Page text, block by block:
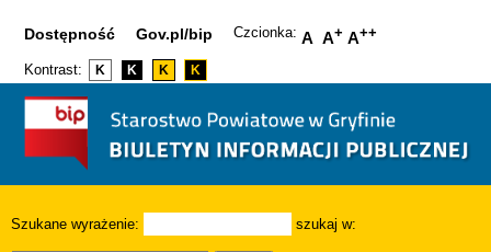
Dostępność Gov.pl/bip Czcionka: A A+ A++
Kontrast: K K K K
Szukane wyrażenie: szukaj w: